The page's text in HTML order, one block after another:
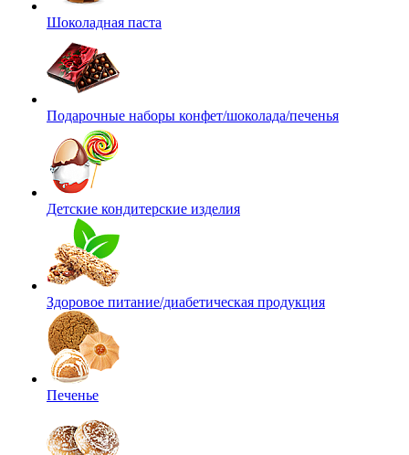
Шоколадная паста
Подарочные наборы конфет/шоколада/печенья
Детские кондитерские изделия
Здоровое питание/диабетическая продукция
Печенье